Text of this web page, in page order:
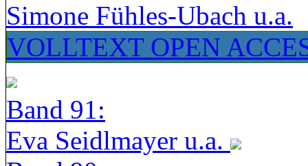
Simone Fühles-Ubach u.a.
VOLLTEXT OPEN
Band 91:
Eva Seidlmayer u.a.